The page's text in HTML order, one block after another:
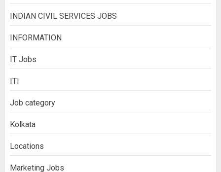
INDIAN CIVIL SERVICES JOBS
INFORMATION
IT Jobs
ITI
Job category
Kolkata
Locations
Marketing Jobs